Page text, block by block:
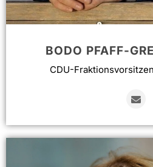
BODO PFAFF-
CDU-